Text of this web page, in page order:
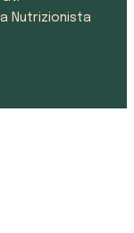
Nutrizionista